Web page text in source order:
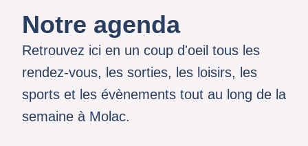
Notre agenda
Retrouvez ici en un coup d'oeil tous les
rendez-vous, les sorties, les loisirs, les
sports et les évènements tout au long de la
semaine à Molac.